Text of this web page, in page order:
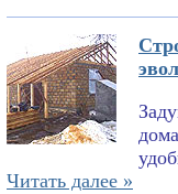
Читать далее »